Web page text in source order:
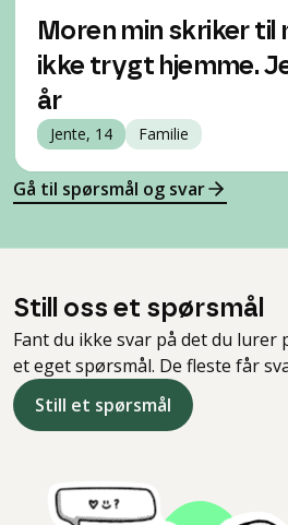
Moren min skriker til
ikke trygt hjemme.
år
Jente, 14 Familie
Gå til spørsmål og svar
Still oss et spørsmål
Fant du ikke svar på det du lurer
et eget spørsmål. De fleste får
Still et spørsmål